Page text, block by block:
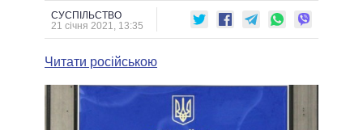
КАБІНЕТ МІНІСТРІВ
МЕРИ МІСТ
ВСІ ПЕРСОНИ
ПІДТРИМАТИ
ПОРІВНЯННЯ ПОЛІТИКІВ
СУСПІЛЬСТВО
21 січня 2021, 13:35
Читати російською